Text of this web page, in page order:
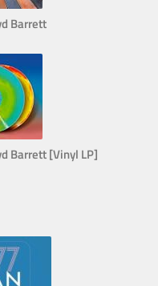
Barrett
Barrett [Vinyl LP]